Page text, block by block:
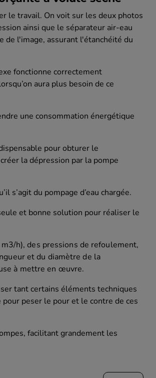
le travail. On voit sur les deux photos
ainsi que le séparateur air-eau
de l'image, assurant l'étanchéité du
fonctionne correctement
aura plus besoin de ce
une consommation énergétique
pour obturer le
la dépression par la pompe
s’agit du pompage d’eau chargée.
et bonne solution pour réaliser le
h), des pressions de refoulement,
et du diamètre de la
à mettre en œuvre.
tant certains éléments techniques
pour peser le pour et le contre de ces
facilitant grandement les